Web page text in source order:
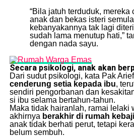
“Bila jatuh terduduk, mereka
anak dan bekas isteri
kebanyakannya tak lagi
sudah lama menutup hati,”
dengan nada sayu.
Secara psikologi, anak akan
Dari sudut psikologi, kata Pak
cenderung setia kepada ibu,
sendiri pengorbanan dan
si ibu selama bertahun-tahun.
Maka tidak hairanlah, ramai lelaki
akhirnya berakhir di rumah
anak tidak berhati perut, tetapi
belum sembuh.